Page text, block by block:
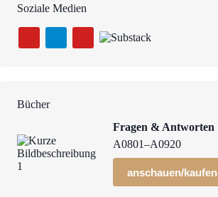
Soziale Medien
Bücher
Fragen & Antworten
A0801–A0920
anschauen/kaufen